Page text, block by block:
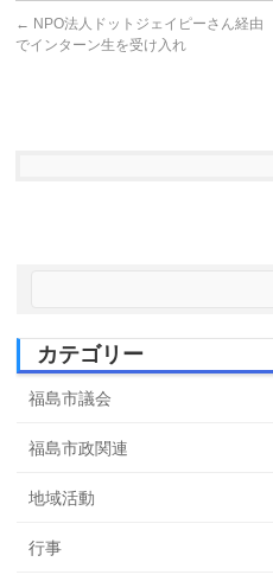
← NPO法人ドットジェイピーさん経由
でインターン生を受け入れ
カテゴリー
福島市議会
福島市政関連
地域活動
行事